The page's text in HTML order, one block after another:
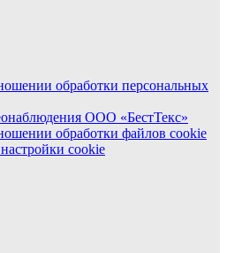
обработки персональных
ООО «БестТекс»
обработки файлов cookie
cookie